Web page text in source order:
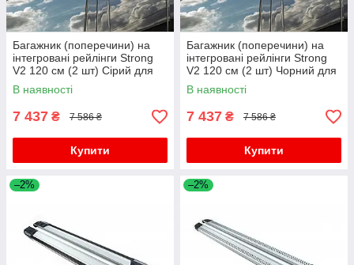
Багажник (поперечини) на
інтегровані рейлінги Strong
V2 120 см (2 шт) Сірий для
Ауди Q3 2019- рр
В наявності
7 437 ₴ 7 586 ₴
Купити
Багажник (поперечини) на
інтегровані рейлінги Strong
V2 120 см (2 шт) Чорний для
Ауди Q3 2019- рр
В наявності
7 437 ₴ 7 586 ₴
Купити
–2% –2%